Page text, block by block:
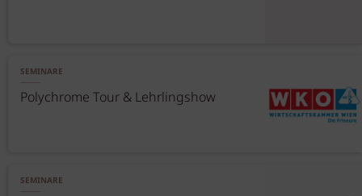
SEMINARE
Polychrome Tour & Lehrlingshow
SEMINARE